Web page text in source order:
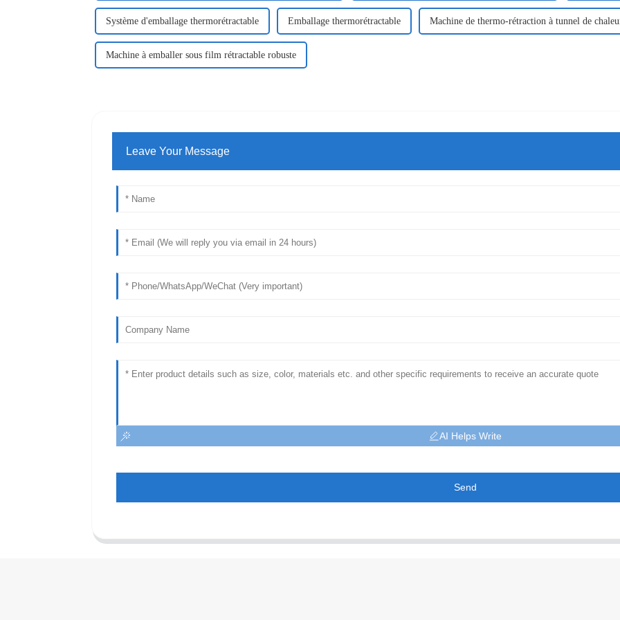
Système d'emballage thermorétractable Emballage thermorétractable Machine de thermo-rétraction à tunnel de
Machine à emballer sous film rétractable robuste
Leave Your Message
AI Helps Write
Send